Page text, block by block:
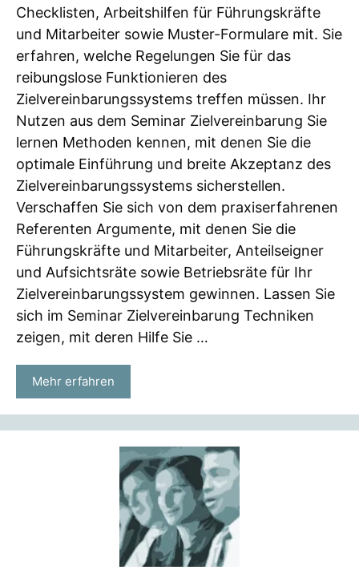
Checklisten, Arbeitshilfen für Führungskräfte
und Mitarbeiter sowie Muster-Formulare mit. Sie
erfahren, welche Regelungen Sie für das
reibungslose Funktionieren des
Zielvereinbarungssystems treffen müssen. Ihr
Nutzen aus dem Seminar Zielvereinbarung Sie
lernen Methoden kennen, mit denen Sie die
optimale Einführung und breite Akzeptanz des
Zielvereinbarungssystems sicherstellen.
Verschaffen Sie sich von dem praxiserfahrenen
Referenten Argumente, mit denen Sie die
Führungskräfte und Mitarbeiter, Anteilseigner
und Aufsichtsräte sowie Betriebsräte für Ihr
Zielvereinbarungssystem gewinnen. Lassen Sie
sich im Seminar Zielvereinbarung Techniken
zeigen, mit deren Hilfe Sie …
Mehr erfahren